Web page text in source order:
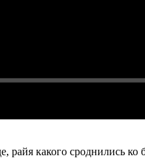
какого сроднились ко